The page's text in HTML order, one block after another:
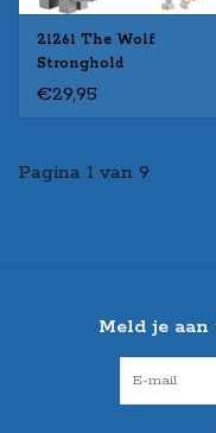
21261 The Wolf
Stronghold
MINECRAFT
€29,95
Pagina 1 van 9
Meld je